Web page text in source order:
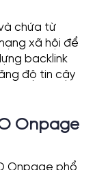
chứa từ
xã hội để
backlink
độ tin cậy
Onpage
Onpage phổ